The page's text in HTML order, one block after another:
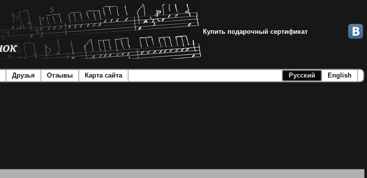
Купить подарочный сертификат
Друзья Отзывы Карта сайта Русский English